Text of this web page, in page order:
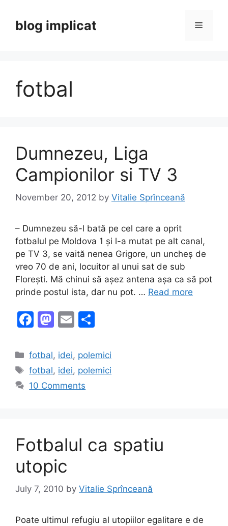
contentblog implicat Menu
fotbal
Dumnezeu, Liga
Campionilor si TV 3
November 20, 2012 by Vitalie Sprînceană
– Dumnezeu să-l bată pe cel care a oprit
fotbalul pe Moldova 1 și l-a mutat pe alt canal,
pe TV 3, se vaită nenea Grigore, un uncheș de
vreo 70 de ani, locuitor al unui sat de sub
Florești. Mă chinui să așez antena așa ca să pot
prinde postul ista, dar nu pot. … Read more
F
c
e
b
M
st
o
d
E
ai
l
ar
e
Categories
fotbal, idei, polemici
Tags
fotbal, idei, polemici
10 Comments
Fotbalul ca spatiu
utopic
July 7, 2010 by Vitalie Sprînceană
Poate ultimul refugiu al utopiilor egalitare e de